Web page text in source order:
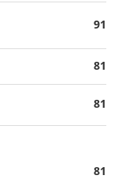
91
81
81
81